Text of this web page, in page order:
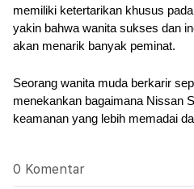
memiliki ketertarikan khusus
yakin bahwa wanita sukses dan
akan menarik banyak peminat.
Seorang wanita muda berkarir
menekankan bagaimana Nissan
keamanan yang lebih memadai
0 Komentar